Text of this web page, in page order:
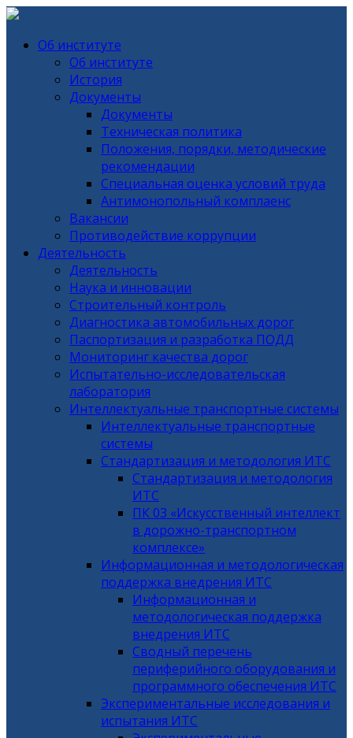
Об институте
Об институте
История
Документы
Документы
Техническая политика
Положения, порядки, методические
рекомендации
Специальная оценка условий труда
Антимонопольный комплаенс
Вакансии
Противодействие коррупции
Деятельность
Деятельность
Наука и инновации
Строительный контроль
Диагностика автомобильных дорог
Паспортизация и разработка ПОДД
Мониторинг качества дорог
Испытательно-исследовательская
лаборатория
Интеллектуальные транспортные системы
Интеллектуальные транспортные
системы
Стандартизация и методология ИТС
Стандартизация и методология
ИТС
ПК 03 «Искусственный интеллект
в дорожно-транспортном
комплексе»
Информационная и методологическая
поддержка внедрения ИТС
Информационная и
методологическая поддержка
внедрения ИТС
Сводный перечень
периферийного оборудования и
программного обеспечения ИТС
Экспериментальные исследования и
испытания ИТС